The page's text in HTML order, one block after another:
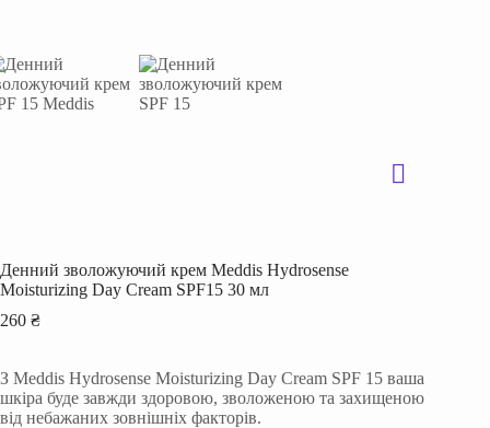
Денний зволожуючий крем Meddis Hydrosense
Moisturizing Day Cream SPF15 30 мл
260 ₴
З Meddis Hydrosense Moisturizing Day Cream SPF 15 ваша
шкіра буде завжди здоровою, зволоженою та захищеною
від небажаних зовнішніх факторів.